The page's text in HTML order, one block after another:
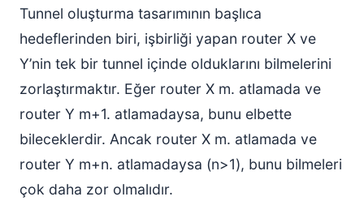
Tunnel oluşturma tasarımının başlıca
hedeflerinden biri, işbirliği yapan router X ve
Y’nin tek bir tunnel içinde olduklarını bilmelerini
zorlaştırmaktır. Eğer router X m. atlamada ve
router Y m+1. atlamadaysa, bunu elbette
bileceklerdir. Ancak router X m. atlamada ve
router Y m+n. atlamadaysa (n>1), bunu bilmeleri
çok daha zor olmalıdır.